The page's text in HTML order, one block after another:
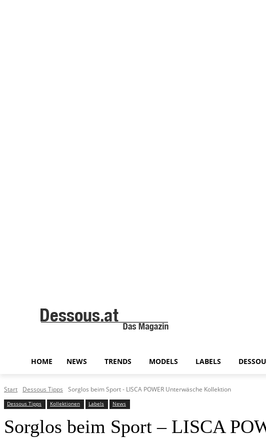
HOME NEWS TRENDS MODELS LABELS
Start Dessous Tipps Sorglos beim Sport - LISCA POWER Unterwäsche Kollektion
Dessous Tipps Kollektionen Labels News
Sorglos beim Sport – LISCA